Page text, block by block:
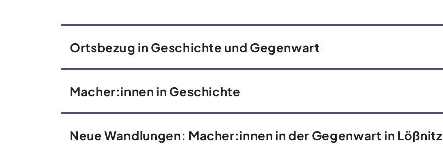
Ortsbezug in Geschichte und Gegenwart
Macher:innen in Geschichte
Neue Wandlungen: Macher:innen in der Gegenwart in Lößnitz